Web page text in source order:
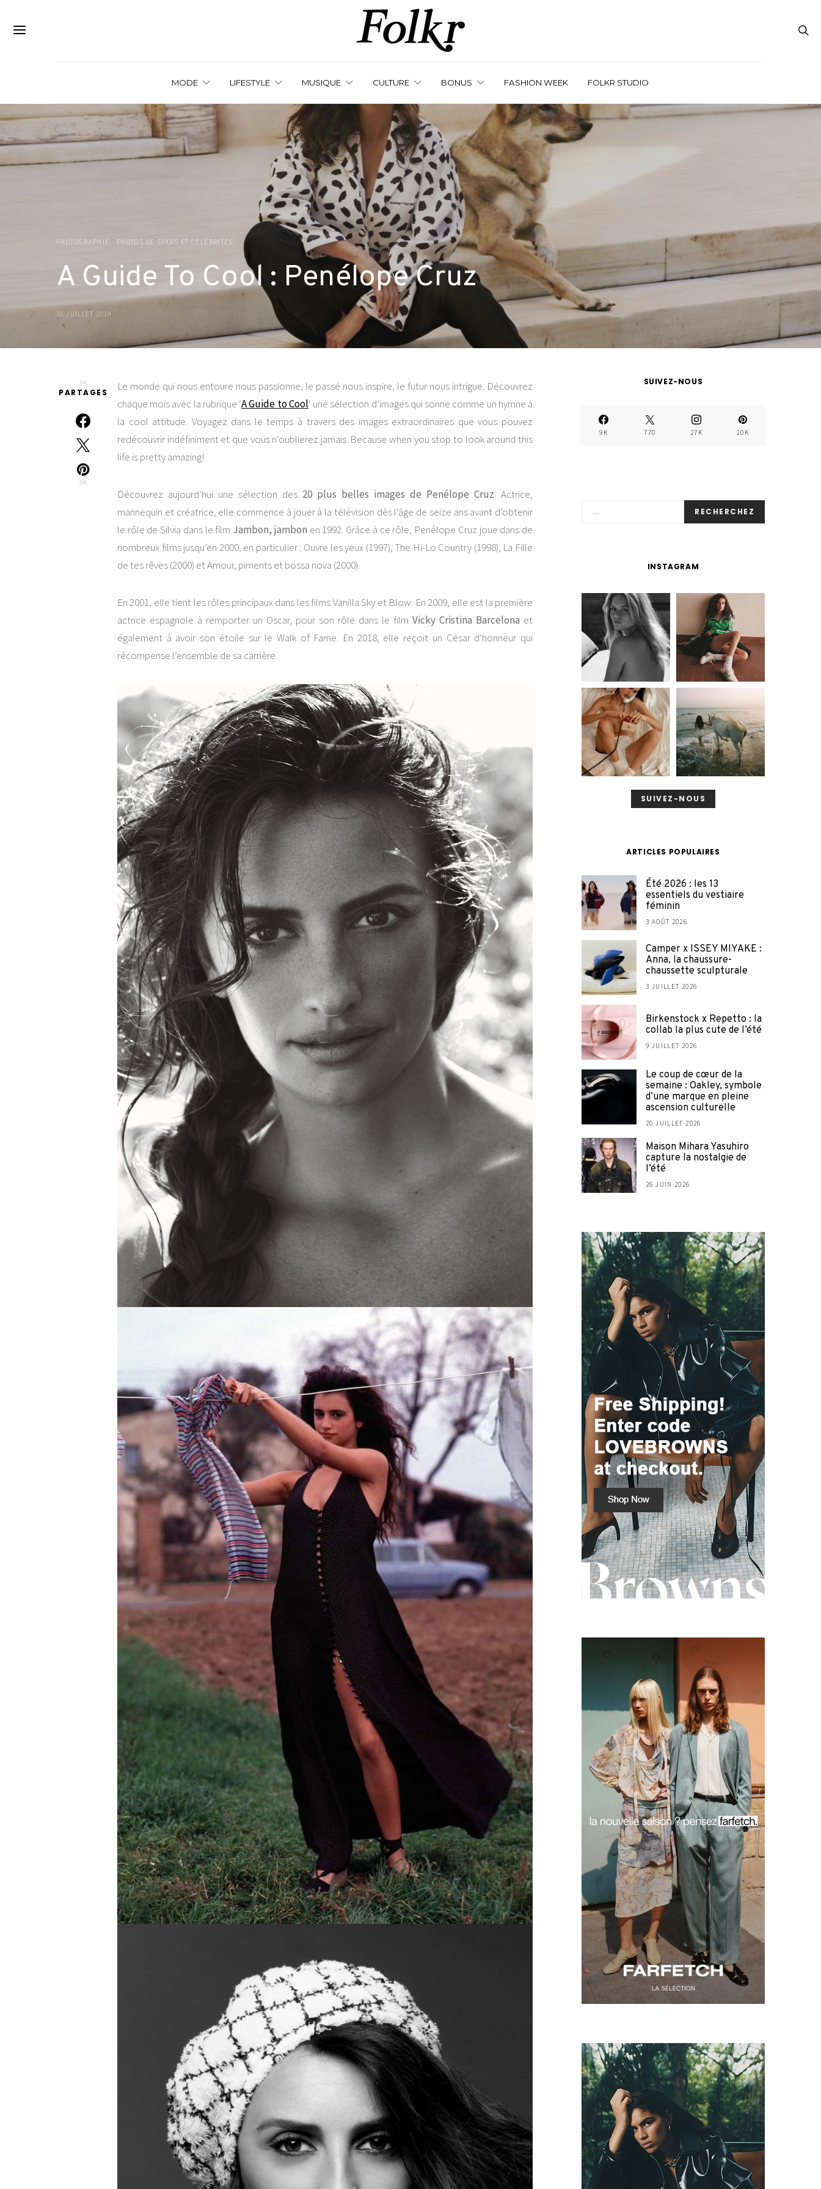
MODE LIFESTYLE MUSIQUE CULTURE BONUS FASHION WEEK FOLKR STUDIO
PHOTOGRAPHIE PHOTOS DE STARS ET CÉLÉBRITÉS
A Guide To Cool : Penélope Cruz
30 JUILLET 2019
3K
PARTAGES
3K
Le monde qui nous entoure nous passionne, le passé nous inspire, le futur nous intrigue. Découvrez
chaque mois avec la rubrique ‘A Guide to Cool‘ une sélection d’images qui sonne comme un hymne à
la cool attitude. Voyagez dans le temps à travers des images extraordinaires que vous pouvez
redécouvrir indéfiniment et que vous n’oublierez jamais. Because when you stop to look around this
life is pretty amazing!
Découvrez aujourd’hui une sélection des 20 plus belles images de Penélope Cruz. Actrice,
mannequin et créatrice, elle commence à jouer à la télévision dès l’âge de seize ans avant d’obtenir
le rôle de Silvia dans le film Jambon, jambon en 1992. Grâce à ce rôle, Penélope Cruz joue dans de
nombreux films jusqu’en 2000, en particulier : Ouvre les yeux (1997), The Hi-Lo Country (1998), La Fille
de tes rêves (2000) et Amour, piments et bossa nova (2000).
En 2001, elle tient les rôles principaux dans les films Vanilla Sky et Blow. En 2009, elle est la première
actrice espagnole à remporter un Oscar, pour son rôle dans le film Vicky Cristina Barcelona et
également à avoir son étoile sur le Walk of Fame. En 2018, elle reçoit un César d’honneur qui
récompense l’ensemble de sa carrière.
SUIVEZ-NOUS
9K 770 27K 10K
RECHERCHEZ
INSTAGRAM
SUIVEZ-NOUS
ARTICLES POPULAIRES
Été 2026 : les 13
essentiels du vestiaire
féminin
3 AOÛT 2026
Camper x ISSEY MIYAKE :
Anna, la chaussure-
chaussette sculpturale
3 JUILLET 2026
Birkenstock x Repetto : la
collab la plus cute de l’été
9 JUILLET 2026
Le coup de cœur de la
semaine : Oakley, symbole
d’une marque en pleine
ascension culturelle
20 JUILLET 2026
Maison Mihara Yasuhiro
capture la nostalgie de
l’été
26 JUIN 2026